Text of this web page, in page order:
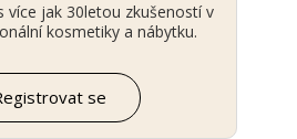
více jak 30letou zkušeností v
kosmetiky a nábytku.
se